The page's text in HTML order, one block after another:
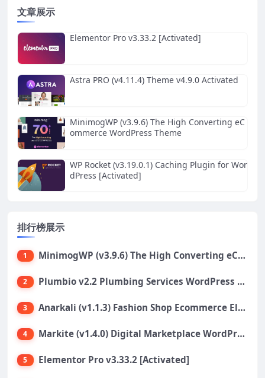
文章展示
Elementor Pro v3.33.2 [Activated]
Astra PRO (v4.11.4) Theme v4.9.0 Activated
MinimogWP (v3.9.6) The High Converting eC
ommerce WordPress Theme
WP Rocket (v3.19.0.1) Caching Plugin for Wor
dPress [Activated]
排行榜展示
1 MinimogWP (v3.9.6) The High Converting eCommerce WordPress Theme
2 Plumbio v2.2 Plumbing Services WordPress Theme
3 Anarkali (v1.1.3) Fashion Shop Ecommerce Elementor Theme
4 Markite (v1.4.0) Digital Marketplace WordPress Theme
5 Elementor Pro v3.33.2 [Activated]